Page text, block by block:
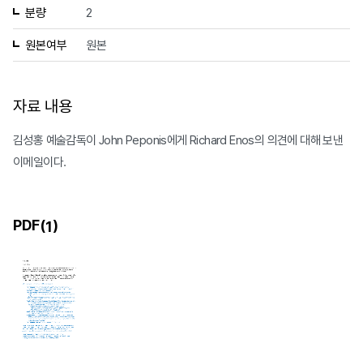
분량 2
원본여부 원본
자료 내용
김성홍 예술감독이 John Peponis에게 Richard Enos의 의견에 대해 보낸
이메일이다.
PDF(1)